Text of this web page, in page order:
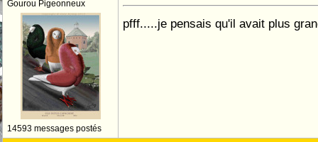
Gourou Pigeonneux
14593 messages postés
pfff.....je pensais qu'il avait plus